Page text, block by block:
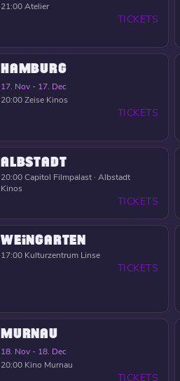
21:00Atelier
TICKETS
HAMBURG
17. Nov - 17. Dec
20:00Zeise Kinos
TICKETS
ALBSTADT
20:00Capitol Filmpalast · Albstadt
Kinos
TICKETS
WEINGARTEN
17:00 Kulturzentrum Linse
TICKETS
MURNAU
18. Nov - 18. Dec
20:00 Kino Murnau
TICKETS